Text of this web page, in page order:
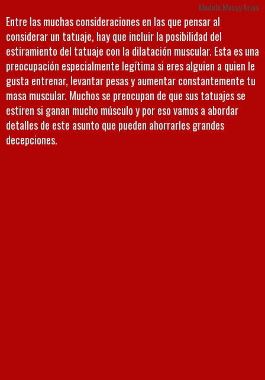
Modelo Massy Arias
Entre las muchas consideraciones en las que pensar al
considerar un tatuaje, hay que incluir la posibilidad del
estiramiento del tatuaje con la dilatación muscular. Esta es una
preocupación especialmente legítima si eres alguien a quien le
gusta entrenar, levantar pesas y aumentar constantemente tu
masa muscular. Muchos se preocupan de que sus tatuajes se
estiren si ganan mucho músculo y por eso vamos a abordar
detalles de este asunto que pueden ahorrarles grandes
decepciones.